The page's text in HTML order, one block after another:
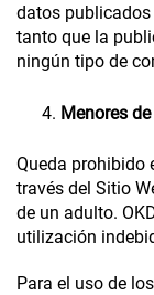
datos publicados
tanto que la
ningún tipo de
Menores
Queda prohibido
través del Sitio
de un adulto.
utilización
Para el uso de